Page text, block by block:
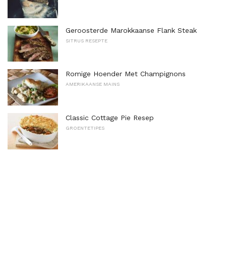
Geroosterde Marokkaanse Flank Steak
SITRUS RESEPTE
Romige Hoender Met Champignons
AMERIKAANSE MAINS
Classic Cottage Pie Resep
GROENTETIPES